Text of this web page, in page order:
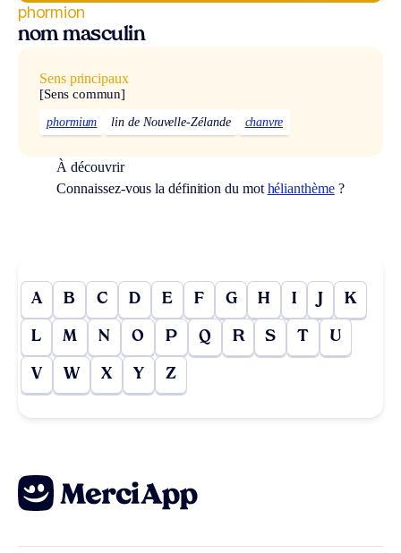
phormion
nom masculin
Sens principaux
[Sens commun]
phormium lin de Nouvelle-Zélande chanvre
À découvrir
Connaissez-vous la définition du mot hélianthème?
A B C D E F G H I J K
L M N O P Q R S T U
V W X Y Z